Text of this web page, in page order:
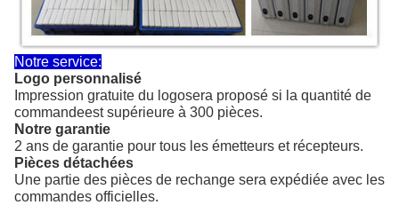
Notre service:
Logo personnalisé
Impression gratuite du logosera proposé si la quantité de
commandeest supérieure à 300 pièces.
Notre garantie
2 ans de garantie pour tous les émetteurs et récepteurs.
Pièces détachées
Une partie des pièces de rechange sera expédiée avec les
commandes officielles.